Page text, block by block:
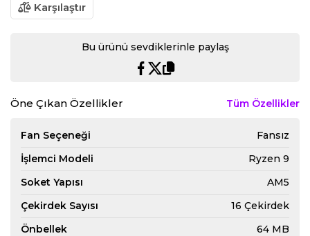
Karşılaştır
Bu ürünü sevdiklerinle paylaş
Öne Çıkan Özellikler Tüm Özellikler
Fan Seçeneği
Fansız
İşlemci Modeli
Ryzen 9
Soket Yapısı
AM5
Çekirdek Sayısı
16 Çekirdek
Önbellek
64 MB